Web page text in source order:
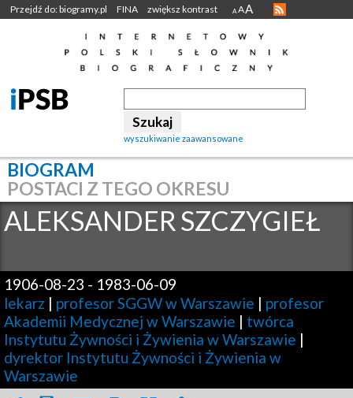
Przejdź do: biogramy.pl FINA zwiększ kontrast A AA
wyszukiwanie zaawansowane
BIOGRAM
POSTACI Z TEGO OKRESU
ALEKSANDERSZCZYGIEŁ
1906-08-23 - 1983-06-09
lekarz | profesor SGGW w Warszawie | profesor
Akademii Medycznej w Warszawie | twórca
Instytutu Żywności i Żywienia w Warszawie |
dyrektor Instytutu Żywności i Żywienia w
Warszawie